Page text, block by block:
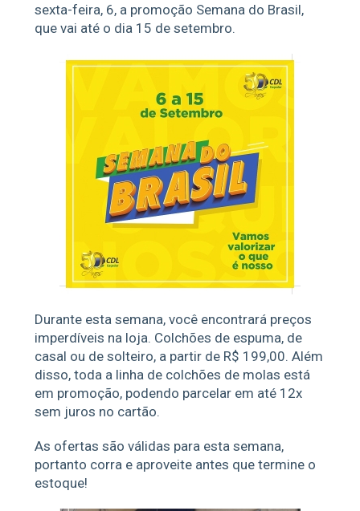
sexta-feira, 6, a promoção Semana do Brasil,
que vai até o dia 15 de setembro.
Durante esta semana, você encontrará preços
imperdíveis na loja. Colchões de espuma, de
casal ou de solteiro, a partir de R$ 199,00. Além
disso, toda a linha de colchões de molas está
em promoção, podendo parcelar em até 12x
sem juros no cartão.
As ofertas são válidas para esta semana,
portanto corra e aproveite antes que termine o
estoque!